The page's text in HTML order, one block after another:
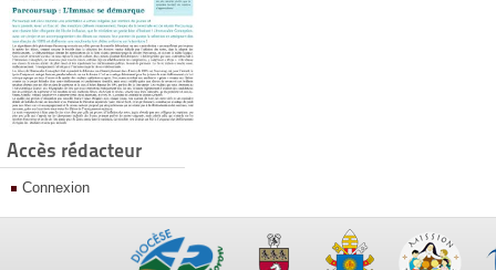
Accès rédacteur
Connexion